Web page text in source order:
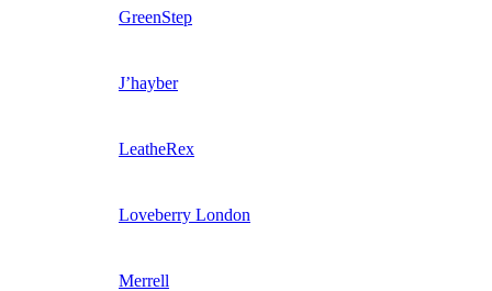
GreenStep
J’hayber
LeatheRex
Loveberry London
Merrell